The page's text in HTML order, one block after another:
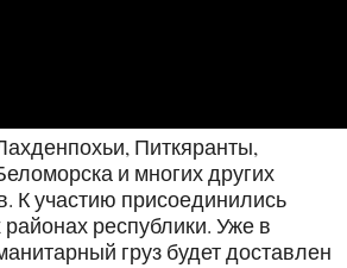
Питкяранты,
и многих других
К участию присоединились
республики. Уже в
груз будет доставлен